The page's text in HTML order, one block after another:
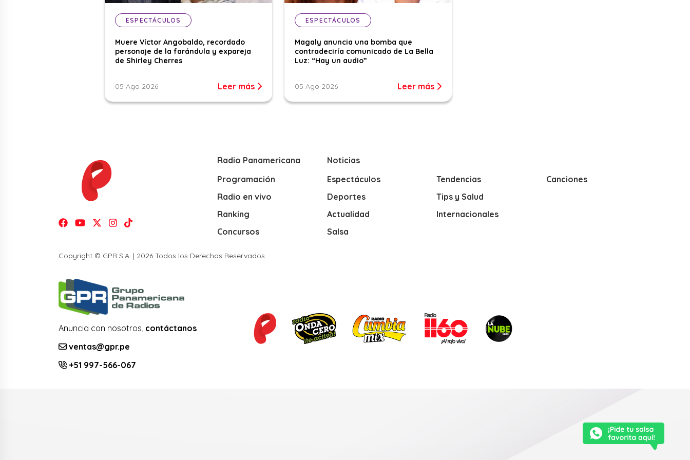
ESPECTÁCULOS
Muere Víctor Angobaldo, recordado
personaje de la farándula y expareja
de Shirley Cherres
05 Ago 2026 Leer más
ESPECTÁCULOS
Magaly anuncia una bomba que
contradeciría comunicado de La Bella
Luz: “Hay un audio”
05 Ago 2026 Leer más
Radio Panamericana
Programación
Radio en vivo
Ranking
Concursos
Noticias
Espectáculos
Deportes
Actualidad
Salsa
Tendencias
Tips y Salud
Internacionales
Canciones
Copyright © GPR S.A. | 2026 Todos los Derechos Reservados.
Anuncia con nosotros, contáctanos
ventas@gpr.pe
+51 997-566-067